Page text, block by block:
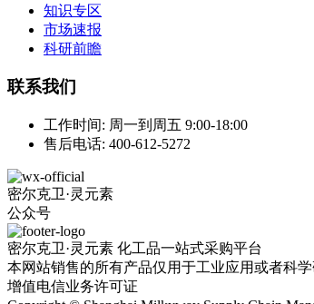
知识专区
市场速报
科研前瞻
联系我们
工作时间: 周一到周五 9:00-18:00
售后电话: 400-612-5272
密尔克卫·灵元素
公众号
密尔克卫·灵元素 化工品一站式采购平台
本网站销售的所有产品仅用于工业应用或者科
增值电信业务许可证